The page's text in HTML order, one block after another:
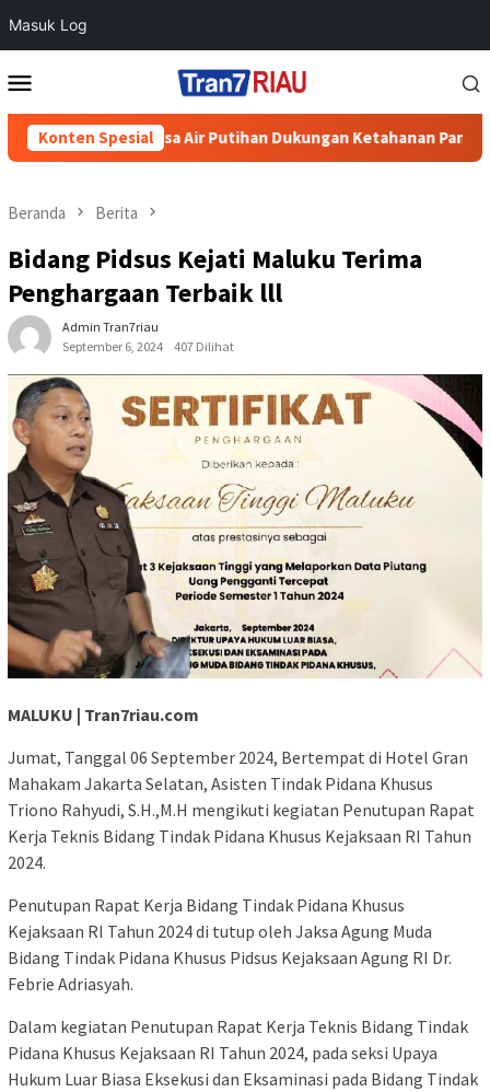
Masuk Log
ke
Mobile
Konten Spesial
di Desa Air Putihan Dukungan Ketahanan Pangan Nasional
Beranda Berita
Bidang Pidsus Kejati Maluku Terima
Penghargaan Terbaik lll
Admin Tran7riau
September 6, 2024
407 Dilihat
MALUKU | Tran7riau.com
Jumat, Tanggal 06 September 2024, Bertempat di Hotel Gran
Mahakam Jakarta Selatan, Asisten Tindak Pidana Khusus
Triono Rahyudi, S.H.,M.H mengikuti kegiatan Penutupan Rapat
Kerja Teknis Bidang Tindak Pidana Khusus Kejaksaan RI Tahun
2024.
Penutupan Rapat Kerja Bidang Tindak Pidana Khusus
Kejaksaan RI Tahun 2024 di tutup oleh Jaksa Agung Muda
Bidang Tindak Pidana Khusus Pidsus Kejaksaan Agung RI Dr.
Febrie Adriasyah.
Dalam kegiatan Penutupan Rapat Kerja Teknis Bidang Tindak
Pidana Khusus Kejaksaan RI Tahun 2024, pada seksi Upaya
Hukum Luar Biasa Eksekusi dan Eksaminasi pada Bidang Tindak